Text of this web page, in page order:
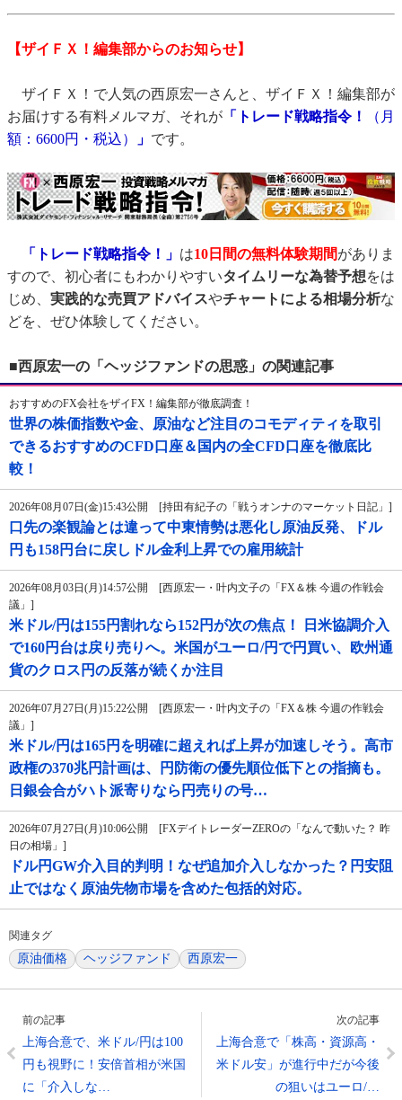
【ザイＦＸ！編集部からのお知らせ】
ザイＦＸ！で人気の西原宏一さんと、ザイＦＸ！編集部が
お届けする有料メルマガ、それが 「トレード戦略指令！
（月
額：6600円・税込）
」 です。
「トレード戦略指令！」 は10日間の無料体験期間がありま
すので、初心者にもわかりやすいタイムリーな為替予想をは
じめ、 実践的な売買アドバイスやチャートによる相場分析な
どを、ぜひ体験してください。
■西原宏一の「ヘッジファンドの思惑」の関連記事
おすすめのFX会社をザイFX！編集部が徹底調査！
世界の株価指数や金、原油など注目のコモディティを取引
できるおすすめのCFD口座＆国内の全CFD口座を徹底比
較！
2026年08月07日(金)15:43公開 [持田有紀子の「戦うオンナのマーケット日記」]
口先の楽観論とは違って中東情勢は悪化し原油反発、ドル
円も158円台に戻しドル金利上昇での雇用統計
2026年08月03日(月)14:57公開 [西原宏一・叶内文子の「FX＆株 今週の作戦会
議」]
米ドル/円は155円割れなら152円が次の焦点！ 日米協調介入
で160円台は戻り売りへ。米国がユーロ/円で円買い、欧州通
貨のクロス円の反落が続くか注目
2026年07月27日(月)15:22公開 [西原宏一・叶内文子の「FX＆株 今週の作戦会
議」]
米ドル/円は165円を明確に超えれば上昇が加速しそう。高市
政権の370兆円計画は、円防衛の優先順位低下との指摘も。
日銀会合がハト派寄りなら円売りの号…
2026年07月27日(月)10:06公開 [FXデイトレーダーZEROの「なんで動いた？ 昨
日の相場」]
ドル円GW介入目的判明！なぜ追加介入しなかった？円安阻
止ではなく原油先物市場を含めた包括的対応。
関連タグ
原油価格 ヘッジファンド 西原宏一
前の記事
上海合意で、米ドル/円は100
円も視野に！安倍首相が米国
に「介入しな…
次の記事
上海合意で「株高・資源高・
米ドル安」が進行中だが今後
の狙いはユーロ/…